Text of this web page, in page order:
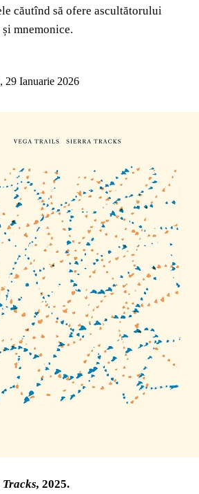
căutînd să ofere ascultătorului
mnemonice.
29 Ianuarie 2026
2025.